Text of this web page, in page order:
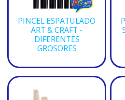
PINCEL ESPATULADO
ART & CRAFT -
DIFERENTES
GROSORES